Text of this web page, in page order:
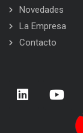
Novedades
La Empresa
Contacto